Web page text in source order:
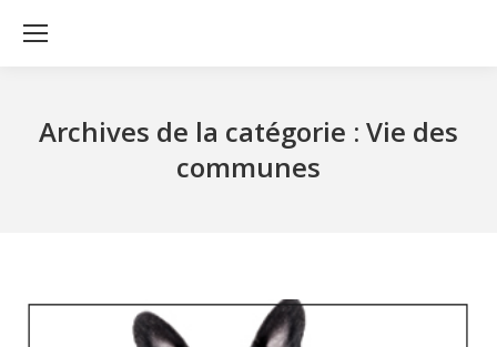
Archives de la catégorie : Vie des
communes